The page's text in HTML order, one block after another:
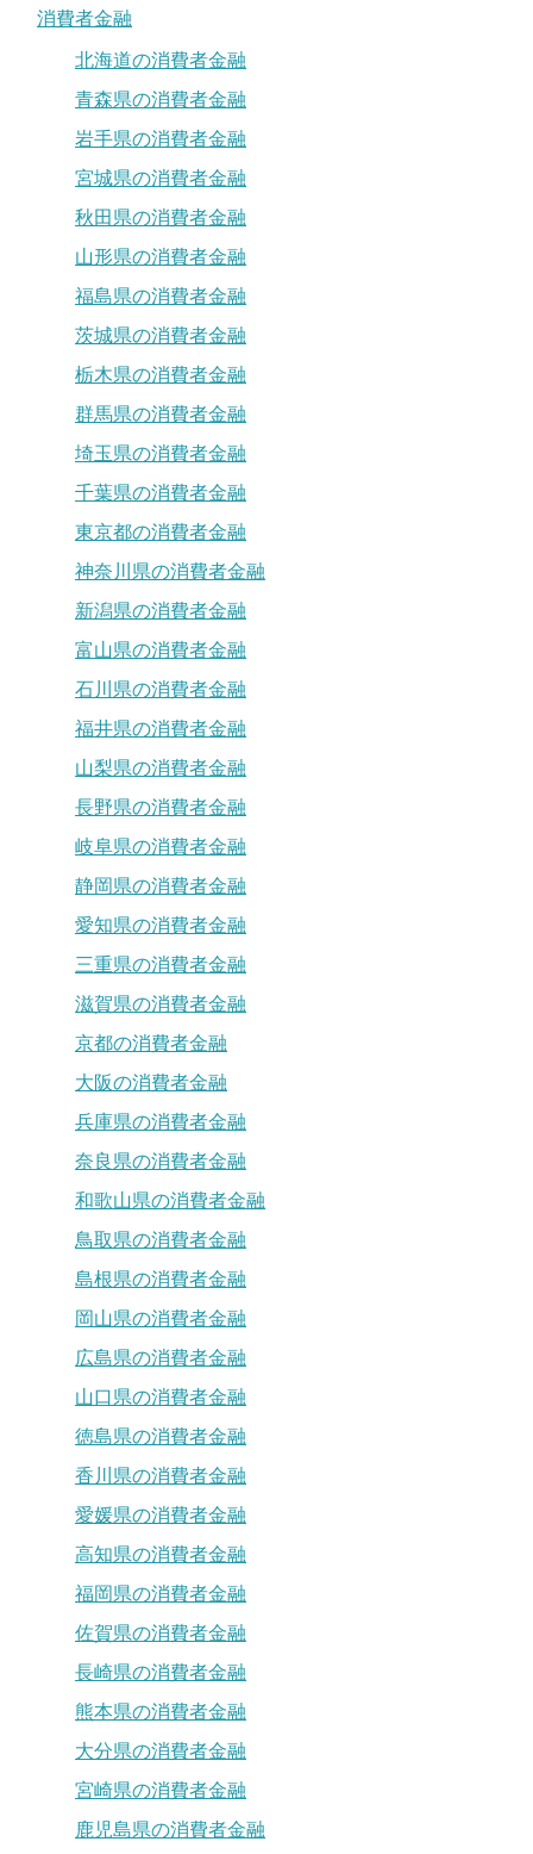
消費者金融
北海道の消費者金融
青森県の消費者金融
岩手県の消費者金融
宮城県の消費者金融
秋田県の消費者金融
山形県の消費者金融
福島県の消費者金融
茨城県の消費者金融
栃木県の消費者金融
群馬県の消費者金融
埼玉県の消費者金融
千葉県の消費者金融
東京都の消費者金融
神奈川県の消費者金融
新潟県の消費者金融
富山県の消費者金融
石川県の消費者金融
福井県の消費者金融
山梨県の消費者金融
長野県の消費者金融
岐阜県の消費者金融
静岡県の消費者金融
愛知県の消費者金融
三重県の消費者金融
滋賀県の消費者金融
京都の消費者金融
大阪の消費者金融
兵庫県の消費者金融
奈良県の消費者金融
和歌山県の消費者金融
鳥取県の消費者金融
島根県の消費者金融
岡山県の消費者金融
広島県の消費者金融
山口県の消費者金融
徳島県の消費者金融
香川県の消費者金融
愛媛県の消費者金融
高知県の消費者金融
福岡県の消費者金融
佐賀県の消費者金融
長崎県の消費者金融
熊本県の消費者金融
大分県の消費者金融
宮崎県の消費者金融
鹿児島県の消費者金融